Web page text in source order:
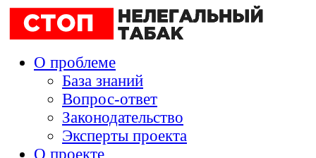
О проблеме
База знаний
Вопрос-ответ
Законодательство
Эксперты проекта
О проекте